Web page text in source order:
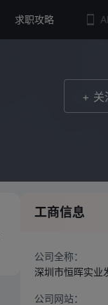
求职攻略
+ 关
工商信息
公司全称：
深圳市恒晖实业
公司网站：